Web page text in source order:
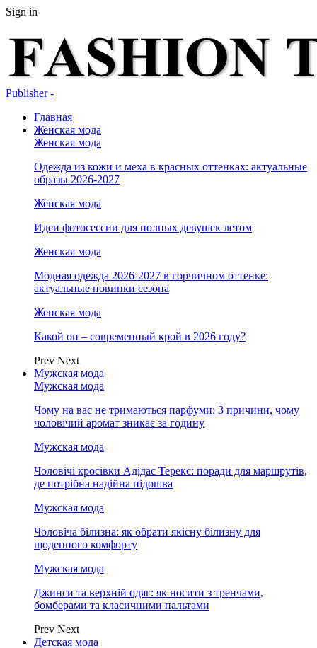
Sign in
Publisher -
Главная
Женская мода
Женская мода
Одежда из кожи и меха в красных оттенках: актуальные
образы 2026-2027
Женская мода
Идеи фотосессии для полных девушек летом
Женская мода
Модная одежда 2026-2027 в горчичном оттенке:
актуальные новинки сезона
Женская мода
Какой он – современный крой в 2026 году?
Prev Next
Мужская мода
Мужская мода
Чому на вас не тримаються парфуми: 3 причини, чому
чоловічий аромат зникає за годину
Мужская мода
Чоловічі кросівки Адідас Терекс: поради для маршрутів,
де потрібна надійна підошва
Мужская мода
Чоловіча білизна: як обрати якісну білизну для
щоденного комфорту
Мужская мода
Джинси та верхній одяг: як носити з тренчами,
бомберами та класичними пальтами
Prev Next
Детская мода